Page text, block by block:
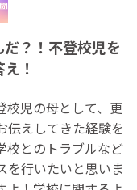
？！不登校児を
！
校児の母として、更
伝えしてきた経験を
校とのトラブルなど
を行いたいと思いま